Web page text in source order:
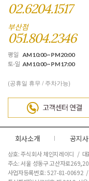
02.6204.1517
부산점
051.804.2346
평일 AM 10:00 ~ PM 20:00
토·일 AM 10:00 ~ PM 17:00
(공휴일 휴무 / 주차가능)
회사소개 공지
상호: 주식회사 체인지레이디 / 대
주소: 서울 성동구 고산자로
사업자등록번호: 527-81-00692